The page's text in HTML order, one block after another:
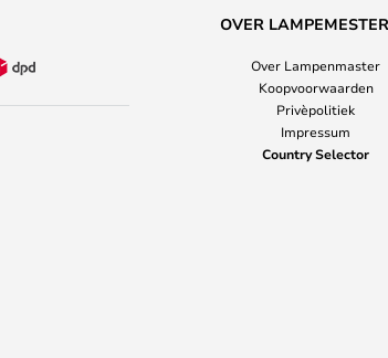
OVER
Over Lampenmaster
Koopvoorwaarden
Privèpolitiek
Impressum
Country Selector